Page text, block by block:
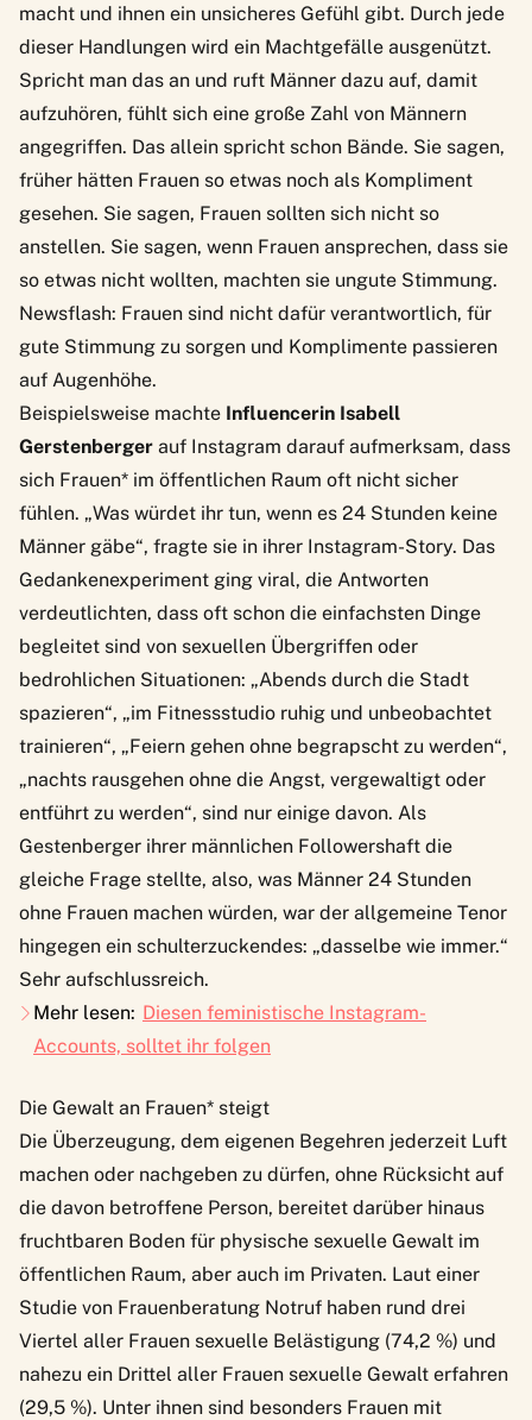
macht und ihnen ein unsicheres Gefühl gibt. Durch jede
dieser Handlungen wird ein Machtgefälle ausgenützt.
Spricht man das an und ruft Männer dazu auf, damit
aufzuhören, fühlt sich eine große Zahl von Männern
angegriffen. Das allein spricht schon Bände. Sie sagen,
früher hätten Frauen so etwas noch als Kompliment
gesehen. Sie sagen, Frauen sollten sich nicht so
anstellen. Sie sagen, wenn Frauen ansprechen, dass sie
so etwas nicht wollten, machten sie ungute Stimmung.
Newsflash: Frauen sind nicht dafür verantwortlich, für
gute Stimmung zu sorgen und Komplimente passieren
auf Augenhöhe.
Beispielsweise machte Influencerin Isabell
Gerstenberger auf Instagram darauf aufmerksam, dass
sich Frauen* im öffentlichen Raum oft nicht sicher
fühlen. „Was würdet ihr tun, wenn es 24 Stunden keine
Männer gäbe“, fragte sie in ihrer Instagram-Story. Das
Gedankenexperiment ging viral, die Antworten
verdeutlichten, dass oft schon die einfachsten Dinge
begleitet sind von sexuellen Übergriffen oder
bedrohlichen Situationen: „Abends durch die Stadt
spazieren“, „im Fitnessstudio ruhig und unbeobachtet
trainieren“, „Feiern gehen ohne begrapscht zu werden“,
„nachts rausgehen ohne die Angst, vergewaltigt oder
entführt zu werden“, sind nur einige davon. Als
Gestenberger ihrer männlichen Followershaft die
gleiche Frage stellte, also, was Männer 24 Stunden
ohne Frauen machen würden, war der allgemeine Tenor
hingegen ein schulterzuckendes: „dasselbe wie immer.“
Sehr aufschlussreich.
Mehr lesen: Diesen feministische Instagram-
Accounts, solltet ihr folgen
Die Gewalt an Frauen* steigt
Die Überzeugung, dem eigenen Begehren jederzeit Luft
machen oder nachgeben zu dürfen, ohne Rücksicht auf
die davon betroffene Person, bereitet darüber hinaus
fruchtbaren Boden für physische sexuelle Gewalt im
öffentlichen Raum, aber auch im Privaten. Laut einer
Studie von Frauenberatung Notruf haben rund drei
Viertel aller Frauen sexuelle Belästigung (74,2 %) und
nahezu ein Drittel aller Frauen sexuelle Gewalt erfahren
(29,5 %). Unter ihnen sind besonders Frauen mit